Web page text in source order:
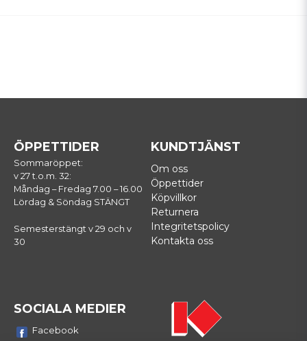
ÖPPETTIDER
Sommaröppet:
v 27 t.o.m. 32:
Måndag – Fredag 7.00 – 16.00
Lördag & Söndag STÄNGT
Semesterstängt v 29 och v
30
KUNDTJÄNST
Om oss
Öppettider
Köpvillkor
Returnera
Integritetspolicy
Kontakta oss
SOCIALA MEDIER
Facebook